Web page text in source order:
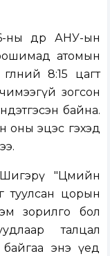
өдөр АНУ-ын
атомын
8:15 цагт
зогсон
байна.
оны эцэс гэхэд
"Цөмийн
туулсан цорын
зорилго бол
талцал
энэ үед